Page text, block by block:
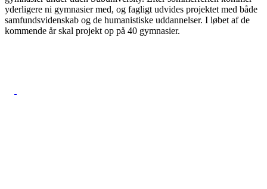
yderligere ni gymnasier med, og fagligt udvides projektet med både
samfundsvidenskab og de humanistiske uddannelser. I løbet af de
kommende år skal projekt op på 40 gymnasier.